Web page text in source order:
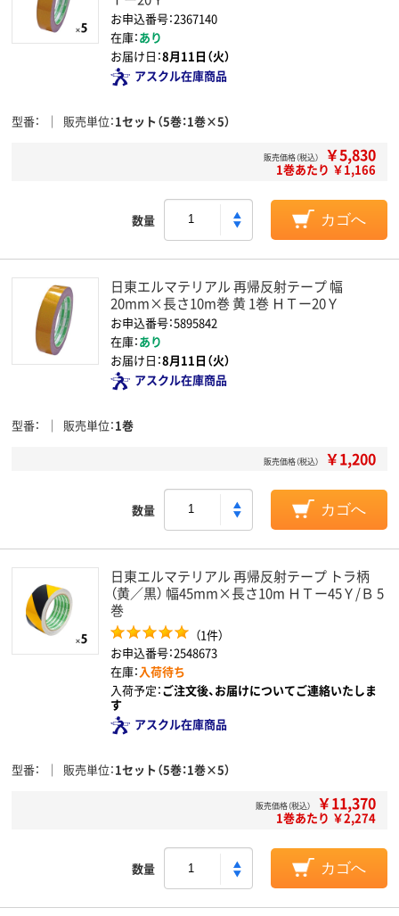
お申込番号：2367140
在庫：あり
お届け日：8月11日（火）
アスクル在庫商品
型番 販売単位 1セット（5巻：1巻×5）
販売価格（税込） ￥5,830
1巻あたり ￥1,166
数量 カゴへ
日東エルマテリアル 再帰反射テープ 幅
20mm×長さ10m巻 黄 1巻 ＨＴー20Ｙ
お申込番号：5895842
在庫：あり
お届け日：8月11日（火）
アスクル在庫商品
型番 販売単位 1巻
販売価格（税込） ￥1,200
数量 カゴへ
日東エルマテリアル 再帰反射テープ トラ柄
（黄／黒） 幅45mm×長さ10m ＨＴー45Ｙ/Ｂ 5
巻
（1件）
お申込番号：2548673
在庫：入荷待ち
入荷予定：ご注文後、お届けについてご連絡いたしま
す
アスクル在庫商品
型番 販売単位 1セット（5巻：1巻×5）
販売価格（税込） ￥11,370
1巻あたり ￥2,274
数量 カゴへ